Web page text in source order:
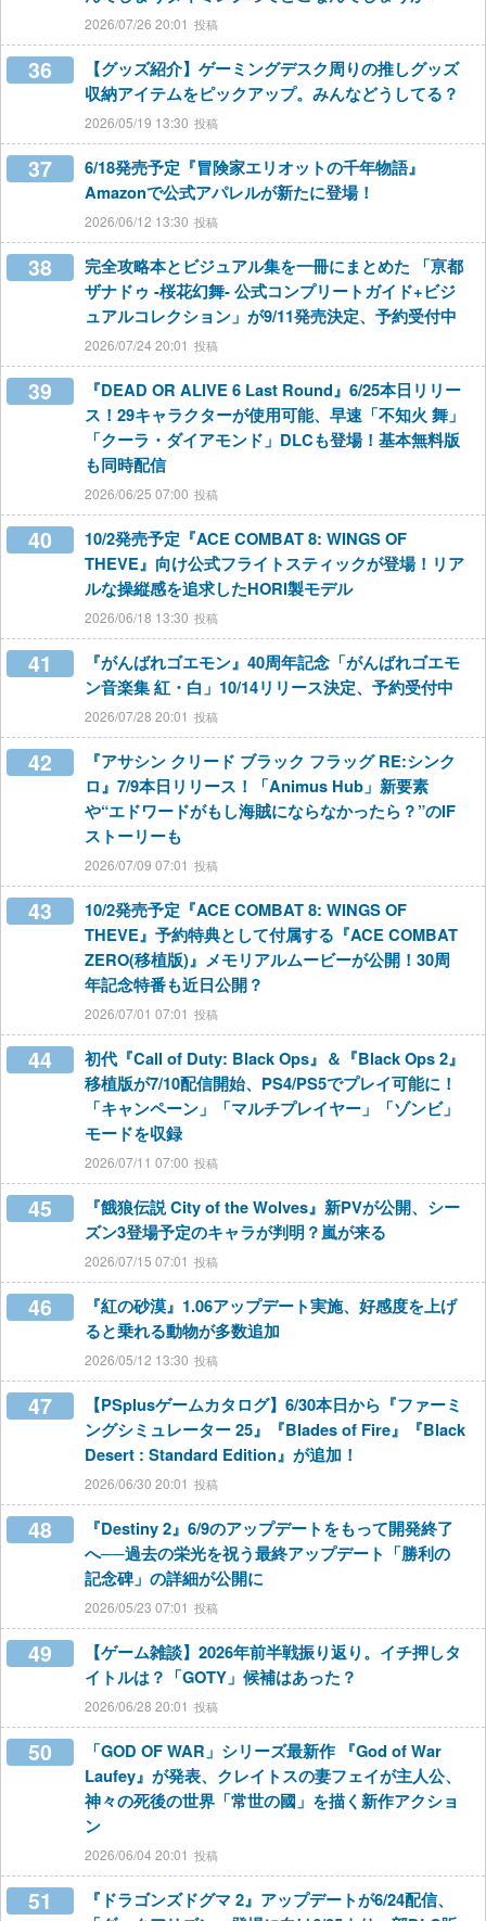
2026/07/26 20:01
36
【グッズ紹介】ゲーミングデスク周りの推しグッズ
収納アイテムをピックアップ。みんなどうしてる？
2026/05/19 13:30
37
6/18発売予定『冒険家エリオットの千年物語』
Amazonで公式アパレルが新たに登場！
2026/06/12 13:30
38
完全攻略本とビジュアル集を一冊にまとめた 「亰都
ザナドゥ -桜花幻舞- 公式コンプリートガイド+ビジ
ュアルコレクション」が9/11発売決定、予約受付中
2026/07/24 20:01
39
『DEAD OR ALIVE 6 Last Round』6/25本日リリー
ス！29キャラクターが使用可能、早速「不知火 舞」
「クーラ・ダイアモンド」DLCも登場！基本無料版
も同時配信
2026/06/25 07:00
40
10/2発売予定『ACE COMBAT 8: WINGS OF
THEVE』向け公式フライトスティックが登場！リア
ルな操縦感を追求したHORI製モデル
2026/06/18 13:30
41
『がんばれゴエモン』40周年記念「がんばれゴエモ
ン音楽集 紅・白」10/14リリース決定、予約受付中
2026/07/28 20:01
42
『アサシン クリード ブラック フラッグ RE:シンク
ロ』7/9本日リリース！「Animus Hub」新要素
や“エドワードがもし海賊にならなかったら？”のIF
ストーリーも
2026/07/09 07:01
43
10/2発売予定『ACE COMBAT 8: WINGS OF
THEVE』予約特典として付属する『ACE COMBAT
ZERO(移植版)』メモリアルムービーが公開！30周
年記念特番も近日公開？
2026/07/01 07:01
44
初代『Call of Duty: Black Ops』＆『Black Ops 2』
移植版が7/10配信開始、PS4/PS5でプレイ可能に！
「キャンペーン」「マルチプレイヤー」「ゾンビ」
モードを収録
2026/07/11 07:00
45
『餓狼伝説 City of the Wolves』新PVが公開、シー
ズン3登場予定のキャラが判明？嵐が来る
2026/07/15 07:01
46
『紅の砂漠』1.06アップデート実施、好感度を上げ
ると乗れる動物が多数追加
2026/05/12 13:30
47
【PSplusゲームカタログ】6/30本日から『ファーミ
ングシミュレーター 25』『Blades of Fire』『Black
Desert : Standard Edition』が追加！
2026/06/30 20:01
48
『Destiny 2』6/9のアップデートをもって開発終了
へ──過去の栄光を祝う最終アップデート「勝利の
記念碑」の詳細が公開に
2026/05/23 07:01
49
【ゲーム雑談】2026年前半戦振り返り。イチ押しタ
イトルは？「GOTY」候補はあった？
2026/06/28 20:01
50
「GOD OF WAR」シリーズ最新作 『God of War
Laufey』が発表、クレイトスの妻フェイが主人公、
神々の死後の世界「常世の國」を描く新作アクショ
ン
2026/06/04 20:01
51
『ドラゴンズドグマ 2』アップデートが6/24配信、